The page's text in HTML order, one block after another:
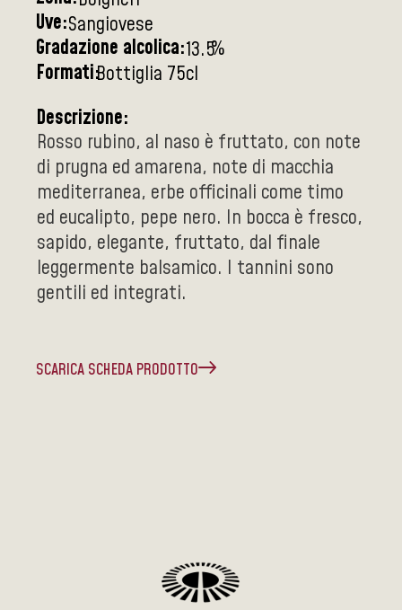
Uve:Sangiovese
Gradazione alcolica:13.5%
Formati:Bottiglia 75cl
Descrizione:
Rosso rubino, al naso è fruttato, con note
di prugna ed amarena, note di macchia
mediterranea, erbe officinali come timo
ed eucalipto, pepe nero. In bocca è fresco,
sapido, elegante, fruttato, dal finale
leggermente balsamico. I tannini sono
gentili ed integrati.
SCARICA SCHEDA PRODOTTO